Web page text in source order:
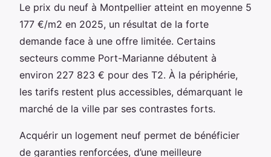
Le prix du neuf à Montpellier atteint en moyenne 5
177 €/m2 en 2025, un résultat de la forte
demande face à une offre limitée. Certains
secteurs comme Port-Marianne débutent à
environ 227 823 € pour des T2. À la périphérie,
les tarifs restent plus accessibles, démarquant le
marché de la ville par ses contrastes forts.
Acquérir un logement neuf permet de bénéficier
de garanties renforcées, d’une meilleure